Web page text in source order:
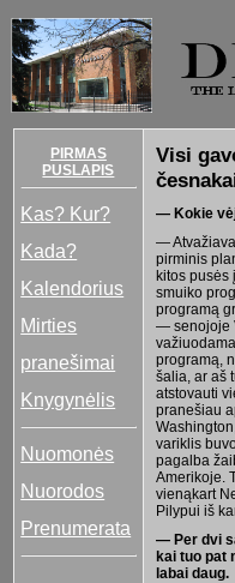
PIRMAS
PUSLAPIS
Kas? Kur?
Kada?
Kalendorius
Mirties
pranešimai
Knygynėlis
Nuomonės
Nuorodos
Prenumerata
Visi
— Kokie
—
pirminis
kitos pusės
smuiko
programą
— senojoje
programą,
šalia, ar aš
atstovauti
pranešiau
variklis
pagalba
Amerikoje.
vienąkart
Pilypui iš
— Per dvi
kai tuo pat
labai daug.